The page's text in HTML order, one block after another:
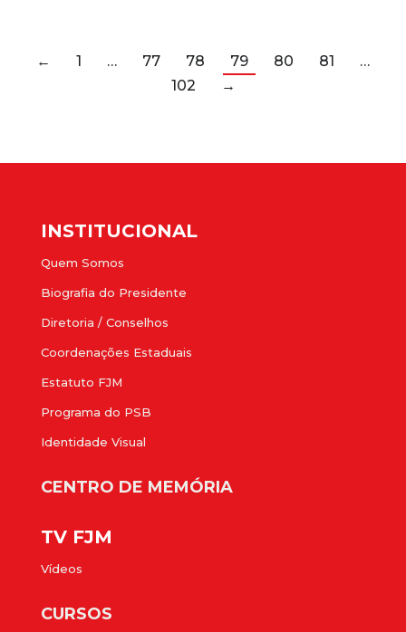
← 1 … 77 78 79 80 81
…
102
→
INSTITUCIONAL
Quem Somos
Biografia do Presidente
Diretoria / Conselhos
Coordenações Estaduais
Estatuto FJM
Programa do PSB
Identidade Visual
CENTRO DE MEMÓRIA
TV FJM
Vídeos
CURSOS